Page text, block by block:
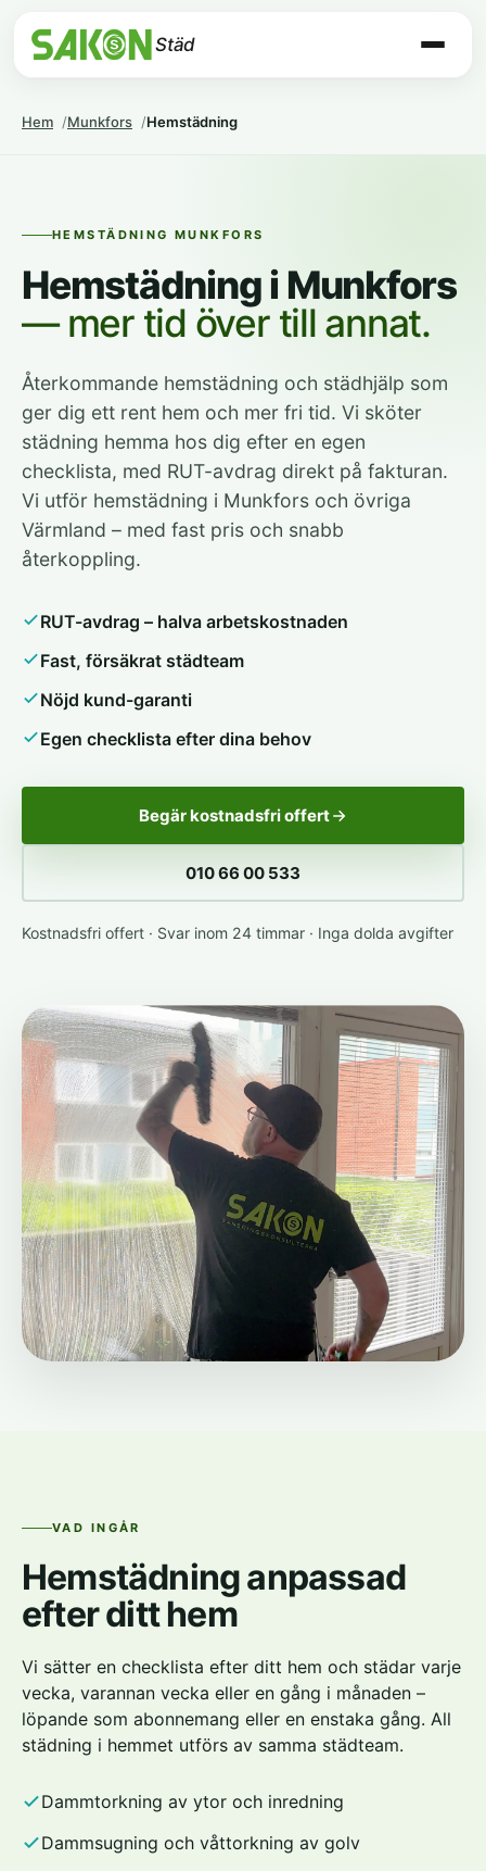
Städ
Hem Munkfors Hemstädning
HEMSTÄDNING MUNKFORS
Hemstädning i Munkfors
— mer tid över till annat.
Återkommande hemstädning och städhjälp som
ger dig ett rent hem och mer fri tid. Vi sköter
städning hemma hos dig efter en egen
checklista, med RUT-avdrag direkt på fakturan.
Vi utför hemstädning i Munkfors och övriga
Värmland – med fast pris och snabb
återkoppling.
RUT-avdrag – halva arbetskostnaden
Fast, försäkrat städteam
Nöjd kund-garanti
Egen checklista efter dina behov
Begär kostnadsfri offert
010 66 00 533
Kostnadsfri offert · Svar inom 24 timmar · Inga dolda avgifter
VAD INGÅR
Hemstädning anpassad
efter ditt hem
Vi sätter en checklista efter ditt hem och städar varje
vecka, varannan vecka eller en gång i månaden –
löpande som abonnemang eller en enstaka gång. All
städning i hemmet utförs av samma städteam.
Dammtorkning av ytor och inredning
Dammsugning och våttorkning av golv